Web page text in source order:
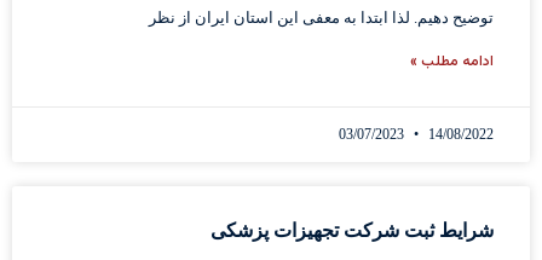
توضیح دهیم. لذا ابتدا به معفی این استان ایران از نظر
ادامه مطلب »
14/08/2022
شرایط ثبت شرکت تجهیزات پزشکی